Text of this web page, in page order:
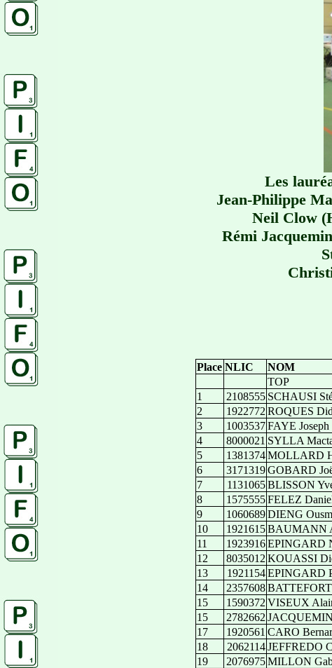
Les
Jean-Philippe
Neil Clow
Rémi
Place NLIC NOM
TOP
1
2108555 SCHAUSI
2
1922772 ROQUES
3
1003537FAYE Joseph
4
8000021 SYLLA
5
1381374MOLLARD
6
3171319GOBARD
7
1131065BLISSON
8
1575555FELEZ
9
1060689DIENG
10
1921615BAUMANN
11
1923916EPINGARD
12
8035012 KOUASSI
13
1921154EPINGARD
14
2357608
15
1590372 VISEUX
15
2782662
17
1920561 CARO
18
2062114JEFFREDO
19
2076975MILLON